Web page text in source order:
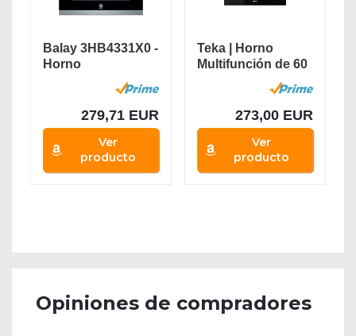
Balay 3HB4331X0 -
Horno
279,71 EUR
Ver
producto
Teka | Horno
Multifunción de 60
273,00 EUR
Ver
producto
Opiniones de compradores